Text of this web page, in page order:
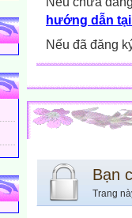
hướng dẫn
Nếu đã đăng
Bạn
Trang